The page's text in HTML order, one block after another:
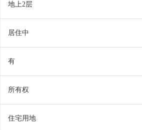
地上2层
居住中
有
所有权
住宅用地